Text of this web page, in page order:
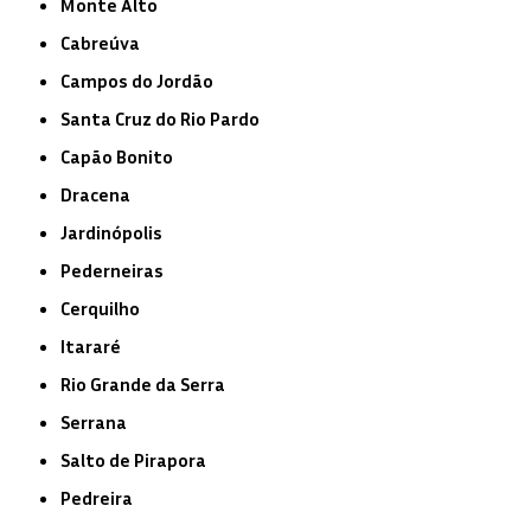
Cabreúva
Campos do Jordão
Santa Cruz do Rio Pardo
Capão Bonito
Dracena
Jardinópolis
Pederneiras
Cerquilho
Itararé
Rio Grande da Serra
Serrana
Salto de Pirapora
Pedreira